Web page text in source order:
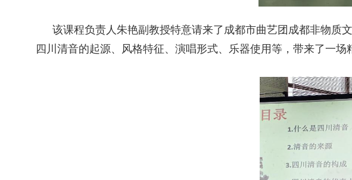
该课程负责人朱艳副教授特意请来了成都市曲艺团成都非物质
四川清音的起源、风格特征、演唱形式、乐器使用等，带来了一场